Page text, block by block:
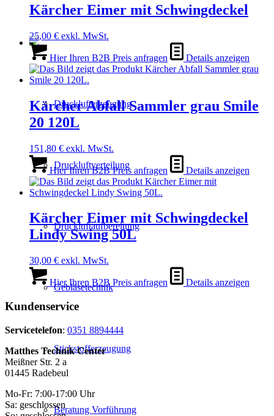
Drucklufterzeugung
Druckluftverteilung
Druckluftaufbereitung
Gebläsetechnik
Stickstofferzeugung
Beratung Vorführung
Kärcher Eimer mit Schwingdeckel
25,00 € exkl. MwSt.
Hier Ihren B2B Preis anfragen Details anzeigen
Kärcher Abfall Sammler grau Smile
20 120L
151,80 € exkl. MwSt.
Hier Ihren B2B Preis anfragen Details anzeigen
Kärcher Eimer mit Schwingdeckel
Lindy Swing 50L
30,00 € exkl. MwSt.
Hier Ihren B2B Preis anfragen Details anzeigen
Kundenservice
Servicetelefon: 0351 8894444
Matthes Technik Center
Meißner Str. 2 a
01445 Radebeul
Mo-Fr: 7:00-17:00 Uhr
Sa: geschlossen